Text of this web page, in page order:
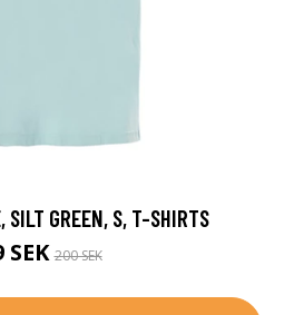
SILT GREEN, S, T-SHIRTS
SEK200 SEK